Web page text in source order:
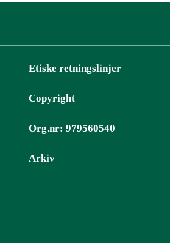
Etiske retningslinjer
Copyright
Org.nr: 979560540
Arkiv